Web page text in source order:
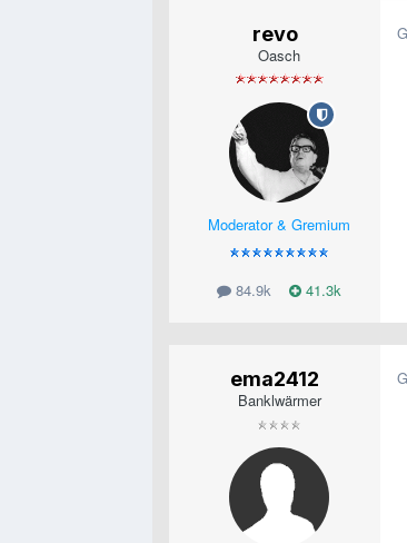
revo
Oasch
Moderator & Gremium
84.9k 41.3k
ema2412
Banklwärmer